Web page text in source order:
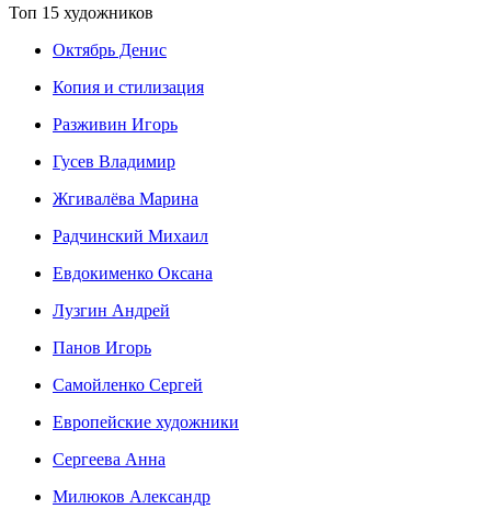
Топ 15 художников
Октябрь Денис
Копия и стилизация
Разживин Игорь
Гусев Владимир
Жгивалёва Марина
Радчинский Михаил
Евдокименко Оксана
Лузгин Андрей
Панов Игорь
Сaмoйленко Сергей
Европейские художники
Сергеева Анна
Милюков Александр